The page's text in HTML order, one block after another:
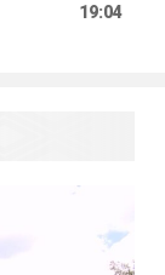
19:04